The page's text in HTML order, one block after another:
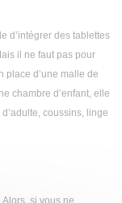
d’intégrer des tablettes
il ne faut pas pour
place d’une malle de
chambre d’enfant, elle
coussins, linge
si vous ne